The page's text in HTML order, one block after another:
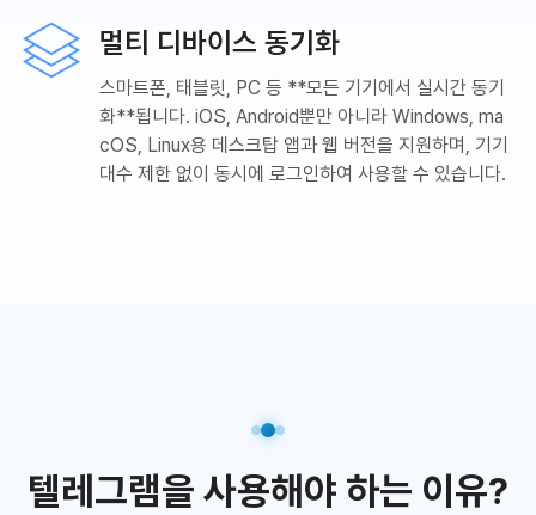
멀티 디바이스 동기화
스마트폰, 태블릿, PC 등 **모든 기기에서 실시간 동기
화**됩니다. iOS, Android뿐만 아니라 Windows, ma
cOS, Linux용 데스크탑 앱과 웹 버전을 지원하며, 기기
대수 제한 없이 동시에 로그인하여 사용할 수 있습니다.
텔레그램을 사용해야 하는 이유?